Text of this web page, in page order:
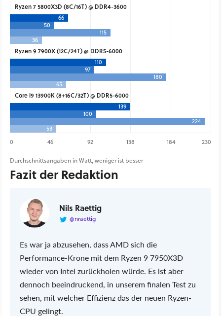
Ryzen 7 5800X3D (8C/16T) @ DDR4-3600
66
50
115
36
Ryzen 9 7900X (12C/24T) @ DDR5-6000
110
97
180
65
Core i9 13900K (8+16C/32T) @ DDR5-6000
139
100
224
53
0
46 92 138 184 230
Durchschnittsangaben in Watt, weniger ist besser
Fazit der Redaktion
Nils Raettig
@nraettig
Es war ja abzusehen, dass AMD sich die
Performance-Krone mit dem Ryzen 9 7950X3D
wieder von Intel zurückholen würde. Es ist aber
dennoch beeindruckend, in unserem finalen Test zu
sehen, mit welcher Effizienz das der neuen Ryzen-
CPU gelingt.